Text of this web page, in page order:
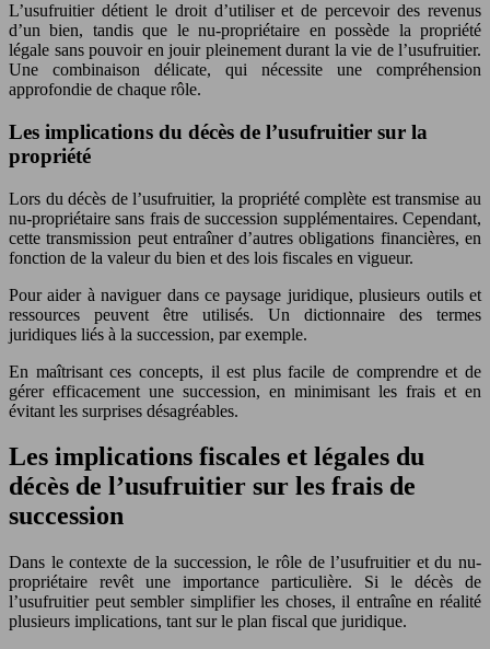
L’usufruitier détient le droit d’utiliser et de percevoir des revenus
d’un bien, tandis que le nu-propriétaire en possède la propriété
légale sans pouvoir en jouir pleinement durant la vie de l’usufruitier.
Une combinaison délicate, qui nécessite une compréhension
approfondie de chaque rôle.
Les implications du décès de l’usufruitier sur la
propriété
Lors du décès de l’usufruitier, la propriété complète est transmise au
nu-propriétaire sans frais de succession supplémentaires. Cependant,
cette transmission peut entraîner d’autres obligations financières, en
fonction de la valeur du bien et des lois fiscales en vigueur.
Pour aider à naviguer dans ce paysage juridique, plusieurs outils et
ressources peuvent être utilisés. Un dictionnaire des termes
juridiques liés à la succession, par exemple.
En maîtrisant ces concepts, il est plus facile de comprendre et de
gérer efficacement une succession, en minimisant les frais et en
évitant les surprises désagréables.
Les implications fiscales et légales du
décès de l’usufruitier sur les frais de
succession
Dans le contexte de la succession, le rôle de l’usufruitier et du nu-
propriétaire revêt une importance particulière. Si le décès de
l’usufruitier peut sembler simplifier les choses, il entraîne en réalité
plusieurs implications, tant sur le plan fiscal que juridique.